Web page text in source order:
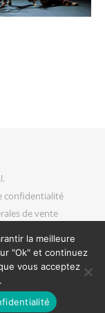
.
confidentialité
de vente
la meilleure
"Ok" et continuez
vous acceptez